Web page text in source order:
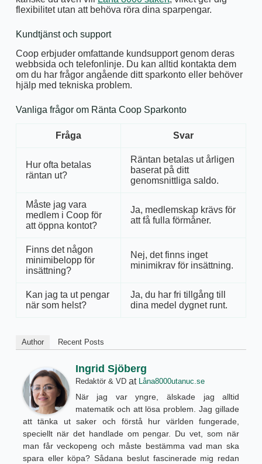
flexibilitet utan att behöva röra dina sparpengar.
Kundtjänst och support
Coop erbjuder omfattande kundsupport genom deras
webbsida och telefonlinje. Du kan alltid kontakta dem
om du har frågor angående ditt sparkonto eller behöver
hjälp med tekniska problem.
Vanliga frågor om Ränta Coop Sparkonto
Fråga Svar
Hur ofta betalas
räntan ut?
Räntan betalas ut årligen
baserat på ditt
genomsnittliga saldo.
Måste jag vara
medlem i Coop för
att öppna kontot?
Ja, medlemskap krävs för
att få fulla förmåner.
Finns det någon
minimibelopp för
insättning?
Nej, det finns inget
minimikrav för insättning.
Kan jag ta ut pengar
när som helst?
Ja, du har fri tillgång till
dina medel dygnet runt.
Author Recent Posts
Ingrid Sjöberg
Redaktör & VDat Låna8000utanuc.se
När jag var yngre, älskade jag alltid
matematik och att lösa problem. Jag gillade
att tänka ut saker och förstå hur världen fungerade,
speciellt när det handlade om pengar. Du vet, som när
man får veckopeng och måste bestämma vad man ska
spara eller köpa? Sådana beslut fascinerade mig redan